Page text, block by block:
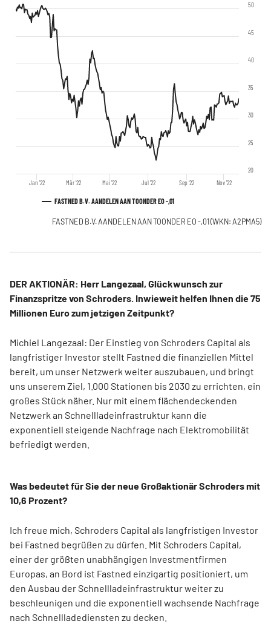
FASTNED B.V. AANDELEN AAN TOONDER EO -,01
Jan '22 Mär '22 Mai '22 Jul '22 Sep '22 Nov '22
20
25
30
35
40
45
50
FASTNED B.V. AANDELEN AAN TOONDER EO -,01 (WKN: A2PMA5)
DER AKTIONÄR: Herr Langezaal, Glückwunsch zur
Finanzspritze von Schroders. Inwieweit helfen Ihnen die 75
Millionen Euro zum jetzigen Zeitpunkt?
Michiel Langezaal: Der Einstieg von Schroders Capital als
langfristiger Investor stellt Fastned die finanziellen Mittel
bereit, um unser Netzwerk weiter auszubauen, und bringt
uns unserem Ziel, 1.000 Stationen bis 2030 zu errichten, ein
großes Stück näher. Nur mit einem flächendeckenden
Netzwerk an Schnellladeinfrastruktur kann die
exponentiell steigende Nachfrage nach Elektromobilität
befriedigt werden.
Was bedeutet für Sie der neue Großaktionär Schroders mit
10,6 Prozent?
Ich freue mich, Schroders Capital als langfristigen Investor
bei Fastned begrüßen zu dürfen. Mit Schroders Capital,
einer der größten unabhängigen Investmentfirmen
Europas, an Bord ist Fastned einzigartig positioniert, um
den Ausbau der Schnellladeinfrastruktur weiter zu
beschleunigen und die exponentiell wachsende Nachfrage
nach Schnellladediensten zu decken.